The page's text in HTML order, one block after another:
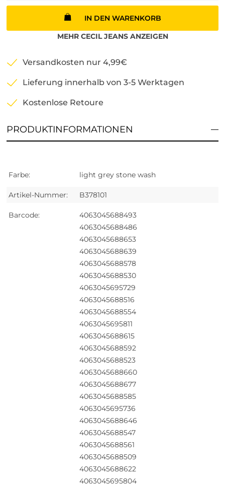
IN DEN WARENKORB
MEHR CECIL JEANSANZEIGEN
Versandkosten nur 4,99€
Lieferung innerhalb von 3-5 Werktagen
Kostenlose Retoure
PRODUKTINFORMATIONEN
Farbe: light grey stone wash
Artikel-Nummer: B378101
Barcode:
4063045688493
4063045688486
4063045688653
4063045688639
4063045688578
4063045688530
4063045695729
4063045688516
4063045688554
4063045695811
4063045688615
4063045688592
4063045688523
4063045688660
4063045688677
4063045688585
4063045695736
4063045688646
4063045688547
4063045688561
4063045688509
4063045688622
4063045695804